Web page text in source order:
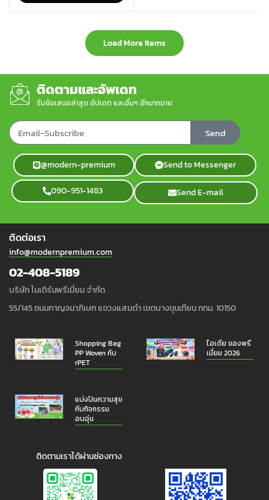
Load More Items
ติดตามและอัพเดท
รับข้อเสนอล่าสุด อัปเดต และอื่นๆ อีกมากมาย
Send
@modern-premium Send to Messenger
090-951-1483 Send E-mail
ติดต่อเรา
info@modernpremium.com
02-408-5189
บริษัท โมเดิร์นพรีเมี่ยม จำกัด
55/145 ถนนกาญจนาภิเษก แขวงแสมดำ เขตบางขุนเทียน กทม. 10150
Shopping Bag
PP Woven กับ
rPET
ไอเดีย ของพรี
เมี่ยม 2026
แบ่งปันความสุข
กับกิจกรรม
อบอุ่น
ติดตามเราได้ผ่านช่องทาง